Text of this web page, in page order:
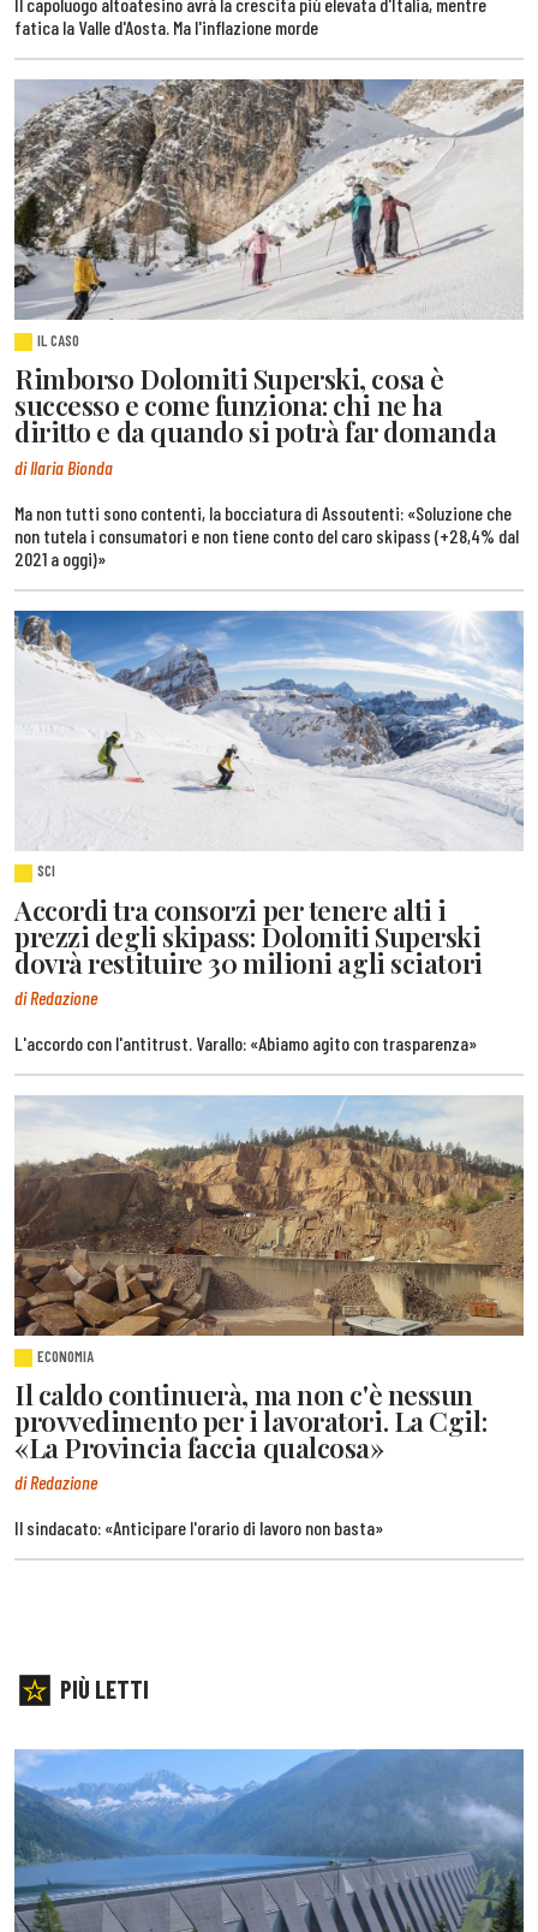
Il capoluogo altoatesino avrà la crescita più elevata d'Italia, mentre
fatica la Valle d'Aosta. Ma l'inflazione morde
IL CASO
Rimborso Dolomiti Superski, cosa è
successo e come funziona: chi ne ha
diritto e da quando si potrà far domanda
di Ilaria Bionda
Ma non tutti sono contenti, la bocciatura di Assoutenti: «Soluzione che
non tutela i consumatori e non tiene conto del caro skipass (+28,4% dal
2021 a oggi)»
SCI
Accordi tra consorzi per tenere alti i
prezzi degli skipass: Dolomiti Superski
dovrà restituire 30 milioni agli sciatori
di Redazione
L'accordo con l'antitrust. Varallo: «Abiamo agito con trasparenza»
ECONOMIA
Il caldo continuerà, ma non c'è nessun
provvedimento per i lavoratori. La Cgil:
«La Provincia faccia qualcosa»
di Redazione
Il sindacato: «Anticipare l'orario di lavoro non basta»
PIÙ LETTI